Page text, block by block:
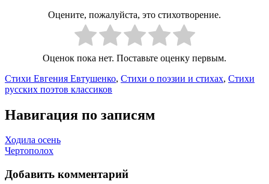
Оцените, пожалуйста, это стихотворение.
Оценок пока нет. Поставьте оценку первым.
Стихи Евгения Евтушенко, Стихи о поэзии и стихах, Стихи
русских поэтов классиков
Навигация по записям
Ходила осень
Чертополох
Добавить комментарий